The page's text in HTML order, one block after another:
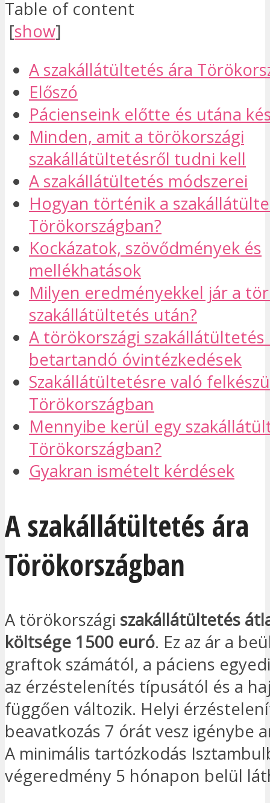
Table of content
[show]
A szakállátültetés ára
Előszó
Pácienseink előtte és utána
Minden, amit a törökországi
szakállátültetésről tudni kell
A szakállátültetés módszerei
Hogyan történik a
Törökországban?
Kockázatok, szövődmények és
mellékhatások
Milyen eredményekkel jár a
szakállátültetés után?
A törökországi
betartandó óvintézkedések
Szakállátültetésre való
Törökországban
Mennyibe kerül egy
Törökországban?
Gyakran ismételt kérdések
A szakállátültetés ára
Törökországban
A törökországi szakállátültetés
költsége 1500 euró. Ez az ár a
graftok számától, a páciens
az érzéstelenítés típusától és a
függően változik. Helyi
beavatkozás 7 órát vesz igénybe
A minimális tartózkodás
végeredmény 5 hónapon belül